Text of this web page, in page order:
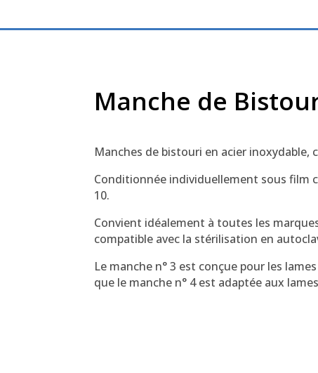
Manche de
Manches de bistouri en acier inoxydable,
Conditionnée individuellement sous film
10.
Convient idéalement à toutes les
compatible avec la stérilisation en
Le manche n° 3 est conçue pour les
que le manche n° 4 est adaptée aux